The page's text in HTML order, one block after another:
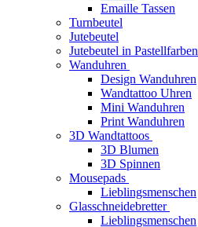
Emaille Tassen
Turnbeutel
Jutebeutel
Jutebeutel in Pastellfarben
Wanduhren
Design Wanduhren
Wandtattoo Uhren
Mini Wanduhren
Print Wanduhren
3D Wandtattoos
3D Blumen
3D Spinnen
Mousepads
Lieblingsmenschen
Glasschneidebretter
Lieblingsmenschen